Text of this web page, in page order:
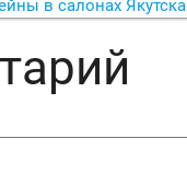
в салонах Якутска